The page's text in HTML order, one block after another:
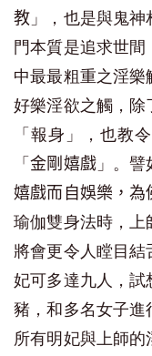
教 」，也是與鬼神
門本質是追求世間
中最最粗重之淫
好樂淫欲之觸，
「報身」，也教
「金剛嬉戲」。譬
嬉戲而自娛樂，為
瑜伽雙身法時，上
將會更令人瞠目結
妃可多達九人，
豬，和多名女子進
所有明妃與上師